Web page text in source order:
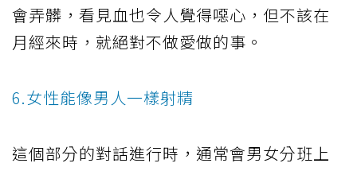
會弄髒，看見血也令人覺得噁心，但不該在
月經來時，就絕對不做愛做的事。
6.女性能像男人一樣射精
這個部分的對話進行時，通常會男女分班上